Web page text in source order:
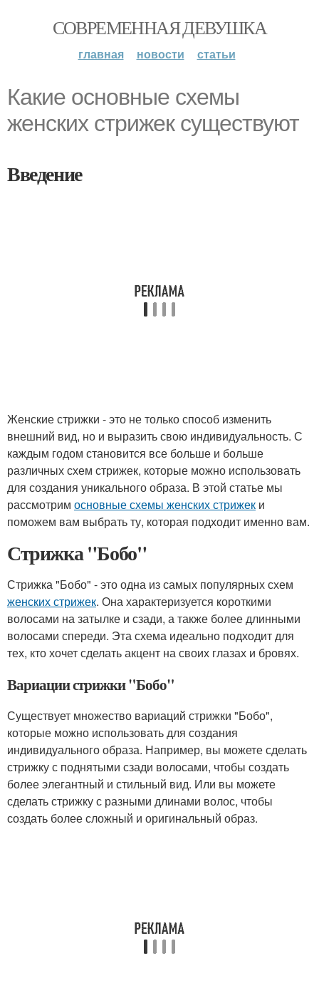
СОВРЕМЕННАЯ ДЕВУШКА
главная новости статьи
Какие основные схемы
женских стрижек существуют
Введение
Женские стрижки - это не только способ изменить
внешний вид, но и выразить свою индивидуальность. С
каждым годом становится все больше и больше
различных схем стрижек, которые можно использовать
для создания уникального образа. В этой статье мы
рассмотрим основные схемы женских стрижек и
поможем вам выбрать ту, которая подходит именно вам.
Стрижка "Бобо"
Стрижка "Бобо" - это одна из самых популярных схем
женских стрижек. Она характеризуется короткими
волосами на затылке и сзади, а также более длинными
волосами спереди. Эта схема идеально подходит для
тех, кто хочет сделать акцент на своих глазах и бровях.
Вариации стрижки "Бобо"
Существует множество вариаций стрижки "Бобо",
которые можно использовать для создания
индивидуального образа. Например, вы можете сделать
стрижку с поднятыми сзади волосами, чтобы создать
более элегантный и стильный вид. Или вы можете
сделать стрижку с разными длинами волос, чтобы
создать более сложный и оригинальный образ.